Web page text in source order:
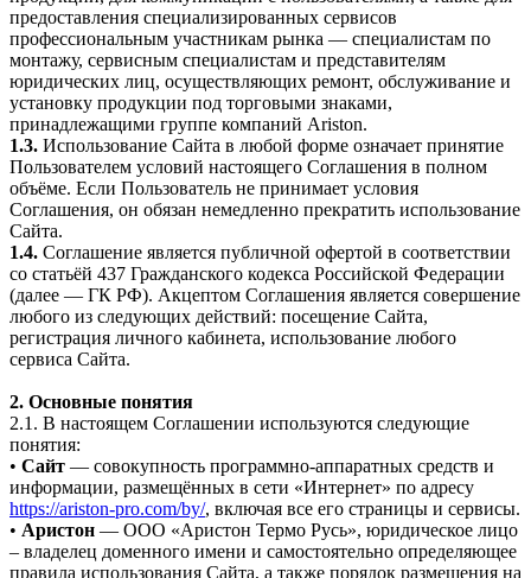
предоставления специализированных сервисов
профессиональным участникам рынка — специалистам по
монтажу, сервисным специалистам и представителям
юридических лиц, осуществляющих ремонт, обслуживание и
установку продукции под торговыми знаками,
принадлежащими группе компаний Ariston.
1.3. Использование Сайта в любой форме означает принятие
Пользователем условий настоящего Соглашения в полном
объёме. Если Пользователь не принимает условия
Соглашения, он обязан немедленно прекратить использование
Сайта.
1.4. Соглашение является публичной офертой в соответствии
со статьёй 437 Гражданского кодекса Российской Федерации
(далее — ГК РФ). Акцептом Соглашения является совершение
любого из следующих действий: посещение Сайта,
регистрация личного кабинета, использование любого
сервиса Сайта.
2. Основные понятия
2.1. В настоящем Соглашении используются следующие
понятия:
• Сайт — совокупность программно-аппаратных средств и
информации, размещённых в сети «Интернет» по адресу
https://ariston-pro.com/by/, включая все его страницы и сервисы.
• Аристон — ООО «Аристон Термо Русь», юридическое лицо
– владелец доменного имени и самостоятельно определяющее
правила использования Сайта, а также порядок размещения на